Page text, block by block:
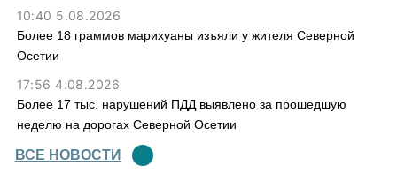
10:40 5.08.2026
Более 18 граммов марихуаны изъяли у жителя Северной
Осетии
17:56 4.08.2026
Более 17 тыс. нарушений ПДД выявлено за прошедшую
неделю на дорогах Северной Осетии
ВСЕ НОВОСТИ